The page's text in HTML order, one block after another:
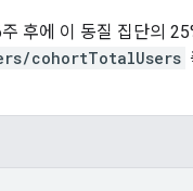
후에 이 동질 집단의
cohortTotalUsers